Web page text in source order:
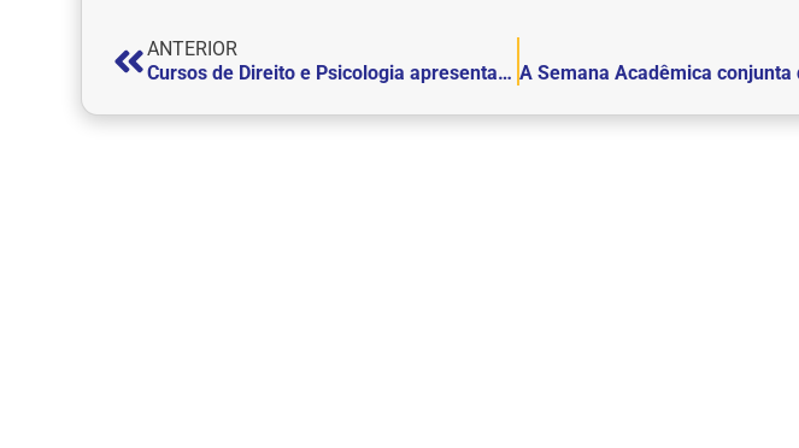
ANTERIOR
Cursos de Direito e Psicologia apresentam: Roda de Conversa sobre o Preconceito